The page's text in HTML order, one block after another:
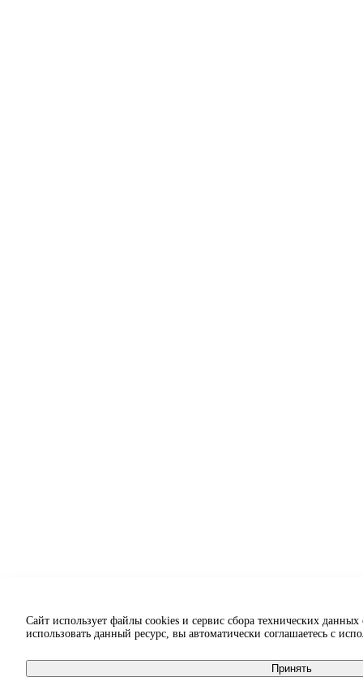
Сайт использует файлы cookies и сервис сбора технических
использовать данный ресурс, вы автоматически соглашаетесь с
Принять